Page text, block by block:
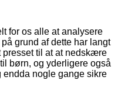
for os alle at analysere
grund af dette har langt
til at at nedskære
børn, og yderligere også
nogle gange sikre